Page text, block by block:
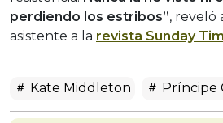
perdiendo los estribos”, reveló
asistente a la revista Sunday
Kate Middleton Príncipe